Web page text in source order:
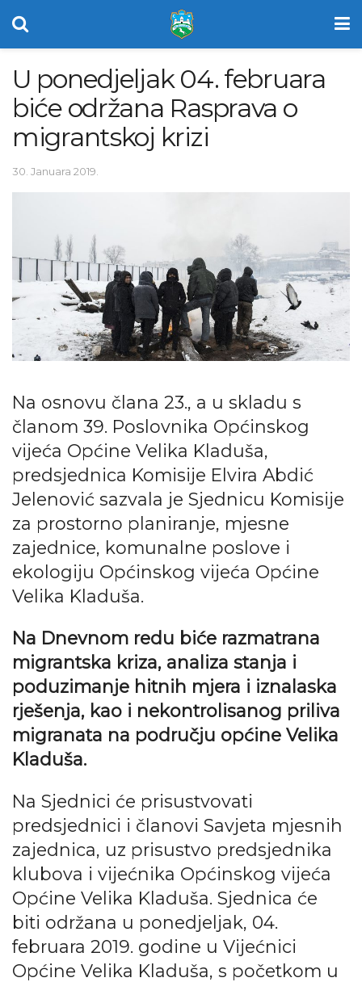
U ponedjeljak 04. februara
biće održana Rasprava o
migrantskoj krizi
30. Januara 2019.
Na osnovu člana 23., a u skladu s
članom 39. Poslovnika Općinskog
vijeća Općine Velika Kladuša,
predsjednica Komisije Elvira Abdić
Jelenović sazvala je Sjednicu Komisije
za prostorno planiranje, mjesne
zajednice, komunalne poslove i
ekologiju Općinskog vijeća Općine
Velika Kladuša.
Na Dnevnom redu biće razmatrana
migrantska kriza, analiza stanja i
poduzimanje hitnih mjera i iznalaska
rješenja, kao i nekontrolisanog priliva
migranata na području općine Velika
Kladuša.
Na Sjednici će prisustvovati
predsjednici i članovi Savjeta mjesnih
zajednica, uz prisustvo predsjednika
klubova i vijećnika Općinskog vijeća
Općine Velika Kladuša. Sjednica će
biti održana u ponedjeljak, 04.
februara 2019. godine u Vijećnici
Općine Velika Kladuša, s početkom u